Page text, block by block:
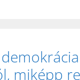
miképp